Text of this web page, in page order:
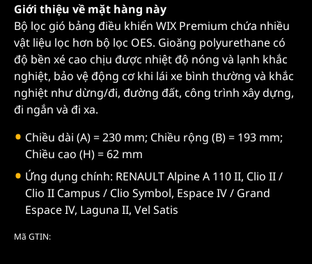
Giới thiệu về mặt hàng này
Bộ lọc gió bảng điều khiển WIX Premium chứa nhiều
vật liệu lọc hơn bộ lọc OES. Gioăng polyurethane có
độ bền xé cao chịu được nhiệt độ nóng và lạnh khắc
nghiệt, bảo vệ động cơ khi lái xe bình thường và khắc
nghiệt như dừng/đi, đường đất, công trình xây dựng,
đi ngắn và đi xa.
Chiều dài (A) = 230 mm; Chiều rộng (B) = 193 mm;
Chiều cao (H) = 62 mm
Ứng dụng chính: RENAULT Alpine A 110 II, Clio II /
Clio II Campus / Clio Symbol, Espace IV / Grand
Espace IV, Laguna II, Vel Satis
Mã GTIN: